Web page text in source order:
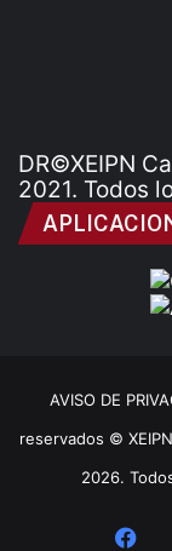
DR©XEIPN
2021. Todos
AVISO DE
reservados ©
2026.